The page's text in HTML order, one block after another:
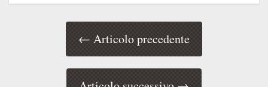
← Articolo precedente